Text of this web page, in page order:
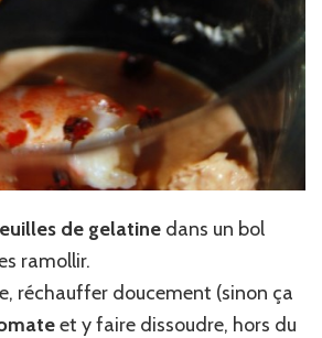
de gelatine dans un bol
ramollir.
réchauffer doucement (sinon ça
et y faire dissoudre, hors du